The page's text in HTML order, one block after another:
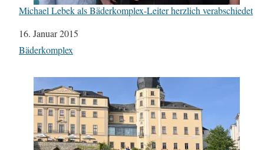
Michael Lebek als Bäderkomplex-Leiter herzlich verabschiedet
Datum
16. Januar 2015
In Bezug auf
Bäderkomplex